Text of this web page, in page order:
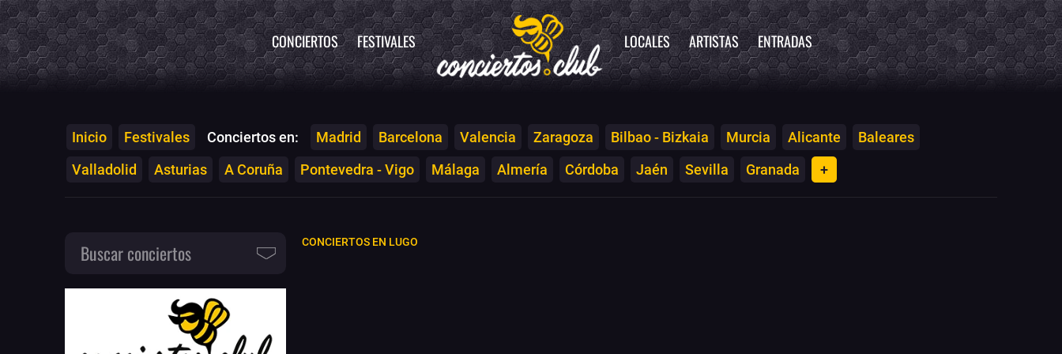
CONCIERTOS FESTIVALES LOCALES ARTISTAS ENTRADAS
Inicio Festivales Conciertos en: Madrid Barcelona Valencia Zaragoza Bilbao - Bizkaia Murcia Alicante
Baleares
Valladolid
Asturias A Coruña Pontevedra - Vigo Málaga Almería Córdoba Jaén Sevilla Granada +
CONCIERTOS EN LUGO
Buscar conciertos